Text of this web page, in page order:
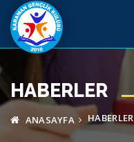
HABERLER
ANASAYFA HABERLER